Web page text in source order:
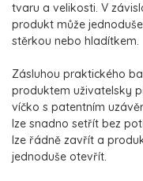
tvaru a velikosti. V
produkt může
stěrkou nebo hladítkem.
Zásluhou praktického
produktem uživatelsky
víčko s patentním
lze snadno setřít bez
lze řádně zavřít a
jednoduše otevřít.